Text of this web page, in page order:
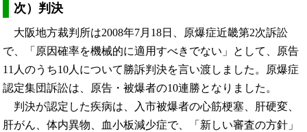
次）判決
大阪地方裁判所は2008年7月18日、原爆症近畿第2次訴訟
で、「原因確率を機械的に適用すべきでない」として、原告
11人のうち10人について勝訴判決を言い渡しました。原爆症
認定集団訴訟は、原告・被爆者の10連勝となりました。
判決が認定した疾病は、入市被爆者の心筋梗塞、肝硬変、
肝がん、体内異物、血小板減少症で、「新しい審査の方針」